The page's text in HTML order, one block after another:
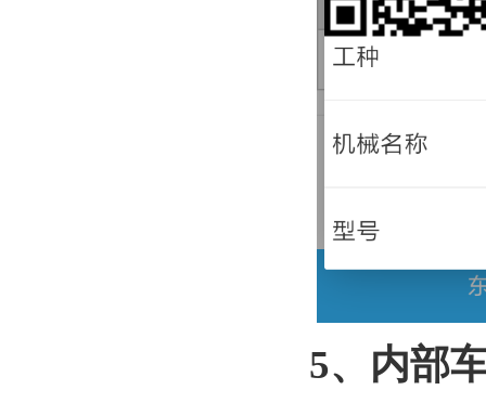
5、内部